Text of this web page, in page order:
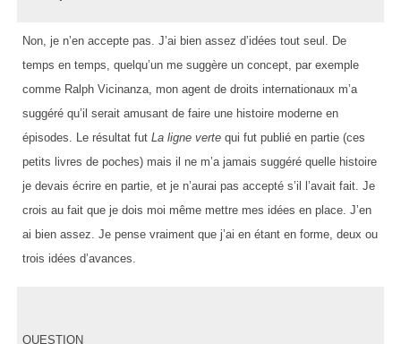
Non, je n’en accepte pas. J’ai bien assez d’idées tout seul. De
temps en temps, quelqu’un me suggère un concept, par exemple
comme Ralph Vicinanza, mon agent de droits internationaux m’a
suggéré qu’il serait amusant de faire une histoire moderne en
épisodes. Le résultat fut La ligne vertequi fut publié en partie (ces
petits livres de poches) mais il ne m’a jamais suggéré quelle histoire
je devais écrire en partie, et je n’aurai pas accepté s’il l’avait fait. Je
crois au fait que je dois moi même mettre mes idées en place. J’en
ai bien assez. Je pense vraiment que j’ai en étant en forme, deux ou
trois idées d’avances.
QUESTION